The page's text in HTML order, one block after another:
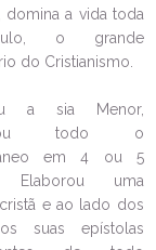
domina a vida toda
o grande
do Cristianismo.
a sia Menor,
todo o
em 4 ou 5
Elaborou uma
e ao lado dos
suas epístolas